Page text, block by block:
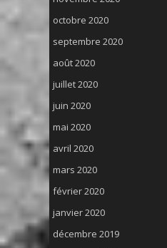
octobre 2020
septembre 2020
août 2020
juillet 2020
juin 2020
mai 2020
avril 2020
mars 2020
février 2020
janvier 2020
décembre 2019